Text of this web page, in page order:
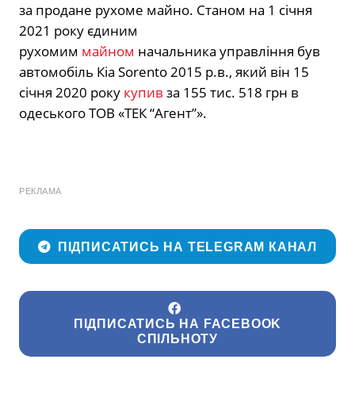
за продане рухоме майно. Станом на 1 січня
2021 року єдиним
рухомим майном начальника управління був
автомобіль Кіа Sorento 2015 р.в., який він 15
січня 2020 року купив за 155 тис. 518 грн в
одеського ТОВ «ТЕК “Агент”».
РЕКЛАМА
ПІДПИСАТИСЬ НА TELEGRAM КАНАЛ
ПІДПИСАТИСЬ НА FACEBOOK
СПІЛЬНОТУ